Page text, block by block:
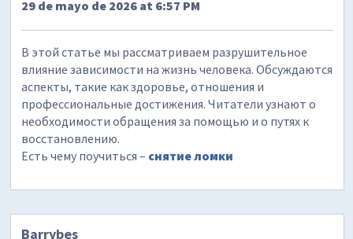
29 de mayo de 2026 at 6:57 PM
В этой статье мы рассматриваем разрушительное
влияние зависимости на жизнь человека. Обсуждаются
аспекты, такие как здоровье, отношения и
профессиональные достижения. Читатели узнают о
необходимости обращения за помощью и о путях к
восстановлению.
Есть чему поучиться – снятие ломки
Barrybes